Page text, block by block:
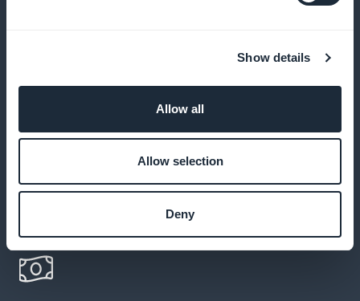
Show details
Allow all
Allow selection
Deny
Aanpassen van de inschrijfpagina
Maak een inschrijfpagina die je merk weerspiegelt
en je lezers aanspreekt